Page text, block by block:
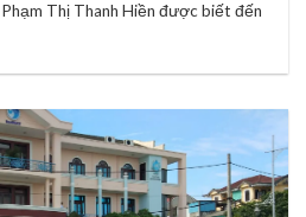
Thị Thanh Hiền được biết đến